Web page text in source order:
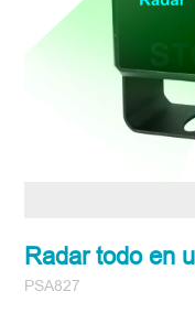
Radar todo en
PSA827